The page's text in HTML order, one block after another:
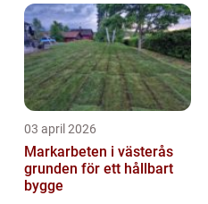
03 april 2026
Markarbeten i västerås
grunden för ett hållbart
bygge